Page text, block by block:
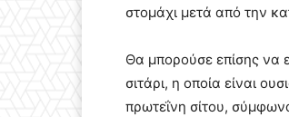
στομάχι μετά από την
Θα μπορούσε επίσης να
σιτάρι, η οποία είναι
πρωτεΐνη σίτου,